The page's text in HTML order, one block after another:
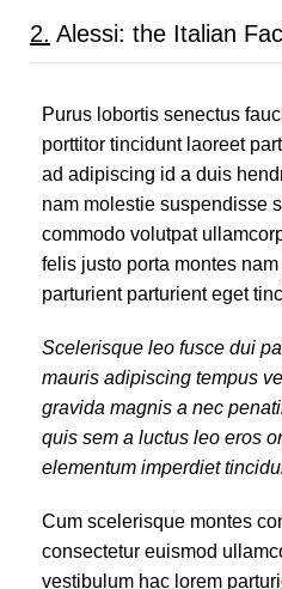
2. Alessi: the Italian
Purus lobortis senectus
porttitor tincidunt laoreet
ad adipiscing id a duis
nam molestie suspendisse
commodo volutpat
felis justo porta montes
parturient parturient eget
Scelerisque leo fusce dui
mauris adipiscing tempus
gravida magnis a nec
quis sem a luctus leo eros
elementum imperdiet
Cum scelerisque montes
consectetur euismod
vestibulum hac lorem